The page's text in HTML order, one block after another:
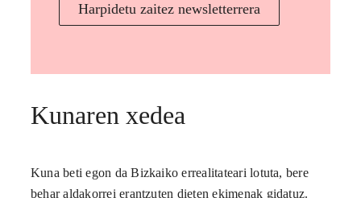
Harpidetu zaitez newsletterrera
Kunaren xedea
Kuna beti egon da Bizkaiko errealitateari lotuta, bere
behar aldakorrei erantzuten dieten ekimenak gidatuz.